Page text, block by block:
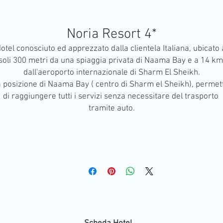
Noria Resort 4*
conosciuto ed apprezzato dalla clientela Italiana, ubicato
300 metri da una spiaggia privata di Naama Bay e a 14 km
dall'aeroporto internazionale di Sharm El Sheikh.
posizione di Naama Bay ( centro di Sharm el Sheikh),
di raggiungere tutti i servizi senza necessitare del trasporto
tramite auto.